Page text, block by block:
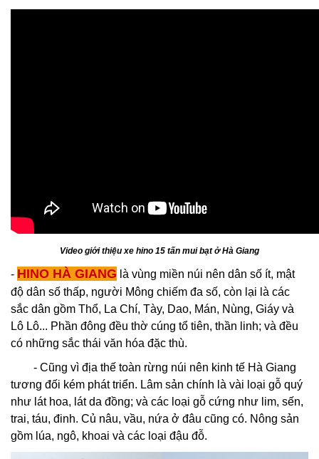
Video giới thiệu xe hino 15 tấn mui bạt ở Hà Giang
- HINO HÀ GIANG là vùng miền núi nên dân số ít, mật
độ dân số thấp, người Mông chiếm đa số, còn lại là các
sắc dân gồm Thổ, La Chí, Tày, Dao, Mán, Nùng, Giáy và
Lô Lô... Phần đông đều thờ cúng tổ tiên, thần linh; và đều
có những sắc thái văn hóa đặc thù.
- Cũng vì địa thế toàn rừng núi nên kinh tế Hà Giang
tương đối kém phát triển. Lâm sản chính là vài loại gỗ quý
như lát hoa, lát da đồng; và các loại gỗ cứng như lim, sến,
trai, táu, đinh. Củ nâu, vầu, nứa ở đâu cũng có. Nông sản
gồm lúa, ngô, khoai và các loại đậu đỗ.